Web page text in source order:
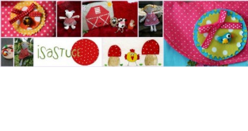
Aller
au
contenu